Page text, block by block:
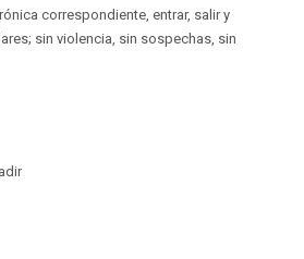
correspondiente, entrar, salir y
sin violencia, sin sospechas, sin